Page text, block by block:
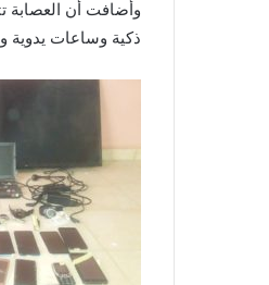
وأضافت أن العصابة
ذكية وساعات يدوية